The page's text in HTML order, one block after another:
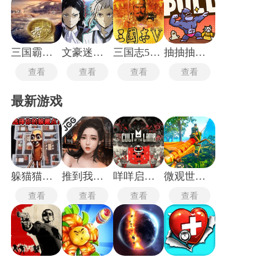
三国霸业2中文版
查看
文豪迷犬怪奇谭最新版
查看
三国志5中文版
查看
抽抽抽英雄
查看
最新游戏
躲猫猫行动手机版
查看
推到我总裁
查看
咩咩启示录安卓版
查看
微观世界生存
查看